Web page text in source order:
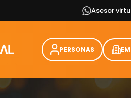
Asesor
PERSONAS